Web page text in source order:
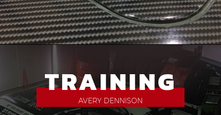
TRAINING
AVERY DENNISON